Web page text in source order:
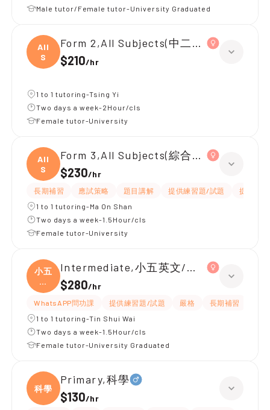
Male tutor/Female tutor-University Graduated
All
S
Form 2,All Subjects(中二全科)|Form
$210/hr
1 to 1 tutoring-Tsing Yi
Two days a week-2Hour/cls
Female tutor-University
All
S
Form 3,All Subjects(綜合科學/英文)
$230/hr
長期補習 應試策略 題目講解 提供練習題/試題
提供筆記
1 to 1 tutoring-Ma On Shan
Two days a week-1.5Hour/cls
Female tutor-University
小五
英
文/
Intermediate,小五英文/數學 全科
$280/hr
WhatsAPP問功課 提供練習題/試題 嚴格 長期補習
1 to 1 tutoring-Tin Shui Wai
Two days a week-1.5Hour/cls
Female tutor-University Graduated
科學
Primary,科學
$130/hr